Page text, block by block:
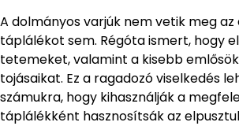
A dolmányos varjúk nem vetik meg
táplálékot sem. Régóta ismert, hogy
tetemeket, valamint a kisebb
tojásaikat. Ez a ragadozó viselkedés
számukra, hogy kihasználják a
táplálékként hasznosítsák az